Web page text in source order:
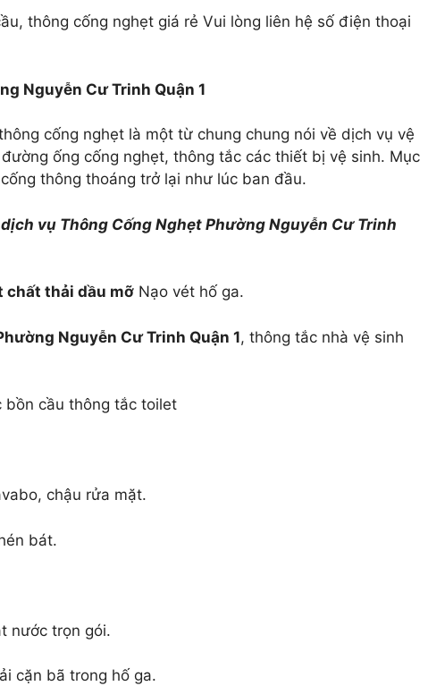
thông cống nghẹt giá rẻ Vui lòng liên hệ số điện thoại
Nguyễn Cư Trinh Quận 1
cống nghẹt là một từ chung chung nói về dịch vụ vệ
ống cống nghẹt, thông tắc các thiết bị vệ sinh. Mục
thông thoáng trở lại như lúc ban đầu.
dịch vụ Thông Cống Nghẹt Phường Nguyễn Cư Trinh
chất thải dầu mỡ Nạo vét hố ga.
Nguyễn Cư Trinh Quận 1, thông tắc nhà vệ sinh
bồn cầu thông tắc toilet
chậu rửa mặt.
bát.
nước trọn gói.
cặn bã trong hố ga.